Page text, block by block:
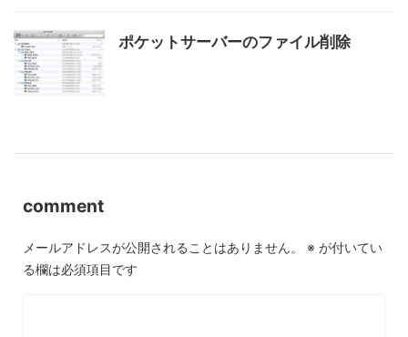
ポケットサーバーのファイル削除
comment
メールアドレスが公開されることはありません。 ※ が付いてい
る欄は必須項目です